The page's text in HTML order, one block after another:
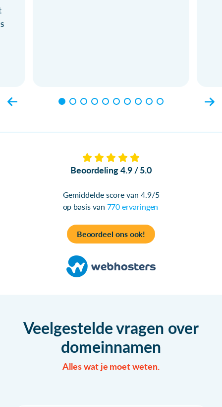
Beoordeling 4.9 / 5.0
Gemiddelde score van 4.9/5
op basis van 770 ervaringen
Beoordeel ons ook!
Veelgestelde vragen over
domeinnamen
Alles wat je moet weten.